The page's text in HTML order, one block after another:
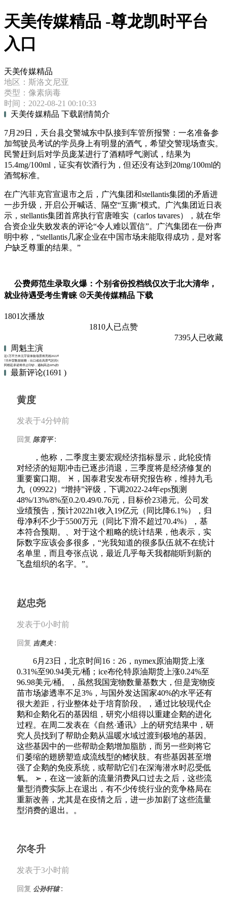
天美传媒精品 -尊龙凯时平台
入口
天美传媒精品
地区：斯洛文尼亚
类型：像素病毒
时间：2022-08-21 00:10:33
天美传媒精品 下载剧情简介
7月29日，天台县交警城东中队接到车管所报警：一名准备参
加驾驶员考试的学员身上有明显的酒气，希望交警现场查实。
民警赶到后对学员庞某进行了酒精呼气测试，结果为
15.4mg/100ml，证实有饮酒行为，但还没有达到20mg/100ml的
酒驾标准。
在广汽菲克官宣退市之后，广汽集团和stellantis集团的矛盾进
一步升级，开启公开喊话、隔空“互撕”模式。广汽集团近日表
示，stellantis集团首席执行官唐唯实（carlos tavares），就在华
合资企业失败发表的评论“令人难以置信”。广汽集团在一份声
明中称，“stellantis几家企业在中国市场未能取得成功，是对客
户缺乏尊重的结果。”
公费师范生录取火爆：个别省份投档线仅次于北大清华，
就业待遇受考生青睐 ⚾天美传媒精品 下载
1801次播放
1810人已点赞
7395人已收藏
周魁主演
近1万平方米元宇宙体验场景将亮相2022年服贸会
7月外贸数据前瞻：出口或在高景气区间小幅回落 进口料将反弹
阿根廷承诺将停止印钞，遏制高达60%的年化通胀率
最新评论(1691 )
黄度
发表于4分钟前
回复 陈育平:
，他称，二季度主要宏观经济指标显示，此轮疫情
对经济的短期冲击已逐步消退，三季度将是经济修复的
重要窗口期。 ♓，国泰君安发布研究报告称，维持九毛
九（09922）“增持”评级，下调2022-24年eps预测
48%/13%/8%至0.2/0.49/0.76元，目标价23港元。公司发
业绩预告，预计2022h1收入19亿元（同比降6.1%），归
母净利不少于5500万元（同比下滑不超过70.4%），基
本符合预期。、对于这个粗略的统计结果，他表示，实
际数字应该会多很多，“光我知道的很多队伍就不在统计
名单里，而且夸张点说，最近几乎每天我都能听到新的
飞盘组织的名字。”。
赵忠尧
发表于0小时前
回复 吉奥夫 :
6月23日，北京时间16：26，nymex原油期货上涨
0.31%至90.94美元/桶；ice布伦特原油期货上涨0.24%至
96.98美元/桶。，虽然我国宠物数量基数大，但是宠物疫
苗市场渗透率不足3%，与国外发达国家40%的水平还有
很大差距，行业整体处于培育阶段。，通过比较现代企
鹅和企鹅化石的基因组，研究小组得以重建企鹅的进化
过程。在周二发表在《自然·通讯》上的研究结果中，研
究人员找到了帮助企鹅从温暖水域过渡到极地的基因。
这些基因中的一些帮助企鹅增加脂肪，而另一些则将它
们萎缩的翅膀塑造成流线型的鳍状肢。有些基因甚至增
强了企鹅的免疫系统，或帮助它们在深海潜水时忍受低
氧。 ➢，在这一波新的流量消费风口过去之后，这些流
量型消费实际上在退出，有不少传统行业的竞争格局在
重新改善，尤其是在疫情之后，进一步加剧了这些流量
型消费的退出。。
尔冬升
发表于3小时前
回复 公孙轩辕: